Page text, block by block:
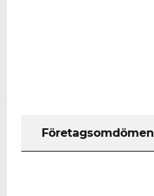
Företagsomdömen